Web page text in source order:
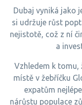
Dubaj vyniká jako
si udržuje růst
nejistotě, což z ní
a
Vzhledem k tomu,
místě v žebříčku
expatům
nárůstu populace